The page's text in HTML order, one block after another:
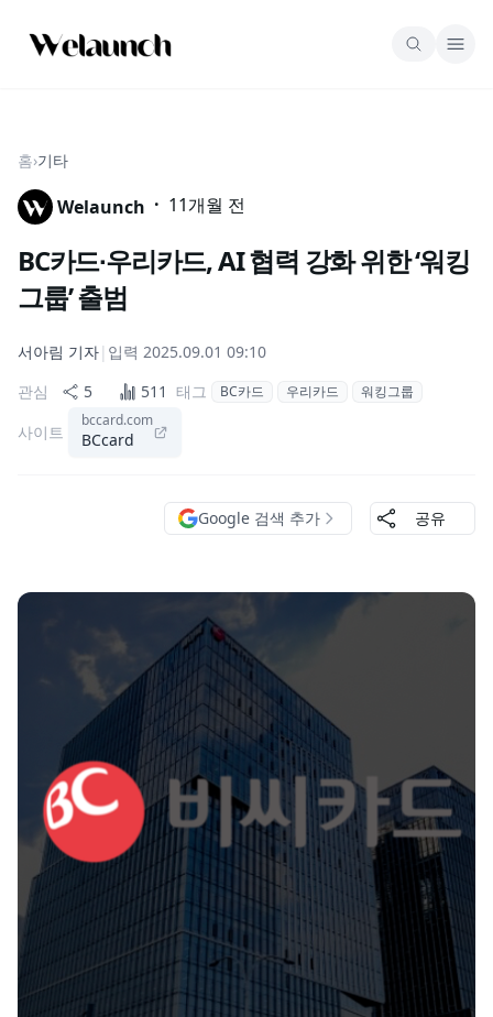
홈›기타
Welaunch · 11개월 전
BC카드∙우리카드, AI 협력 강화 위한 ‘워킹
그룹’ 출범
서아림 기자| 입력 2025.09.01 09:10
관심
5 511 태그 BC카드 우리카드 워킹그룹
사이트
bccard.com
BCcard
Google 검색 추가 공유